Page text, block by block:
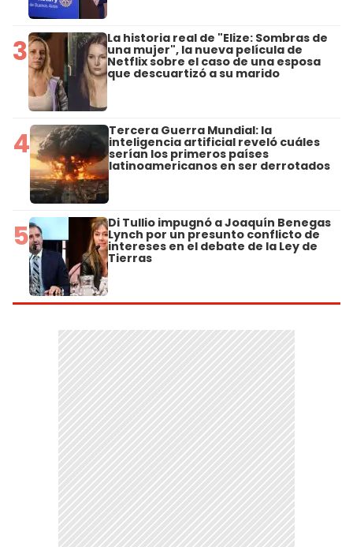
3 La historia real de "Elize: Sombras de
una mujer", la nueva película de
Netflix sobre el caso de una esposa
que descuartizó a su marido
4 Tercera Guerra Mundial: la
inteligencia artificial reveló cuáles
serían los primeros países
latinoamericanos en ser derrotados
5 Di Tullio impugnó a Joaquín Benegas
Lynch por un presunto conflicto de
intereses en el debate de la Ley de
Tierras